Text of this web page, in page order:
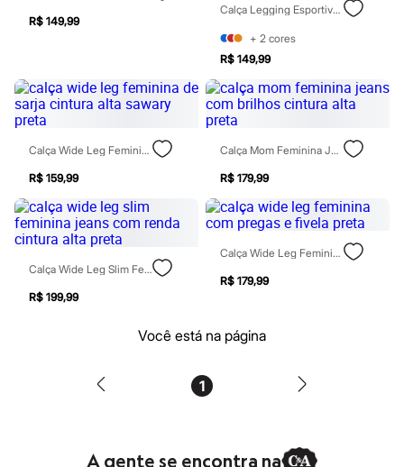
Tônicos
Maquiagens
Blush
Corretivo
Gloss
Pó facial
Sombras
Al Wataniah
Banderas
Boca Rosa
Bruna Tavares
Carolina Herrera
Fran by Franciny Ehlke
Jean Paul Gaultier
Lancôme
R$ 149,99
Calça Legging Esportiva Feminina De Poliamida Com Viés Preta
+ 2 cores
R$ 149,99
Calça Wide Leg Feminina De Sarja Cintura Alta Sawary Preta
R$ 159,99
Calça Mom Feminina Jeans Com Brilhos Cintura Alta Preta
R$ 179,99
Calça Wide Leg Slim Feminina Jeans Com Renda Cintura Alta Preta
R$ 199,99
Calça Wide Leg Feminina Com Pregas E Fivela Preta
R$ 179,99
Você está na página
1
A gente se encontra na